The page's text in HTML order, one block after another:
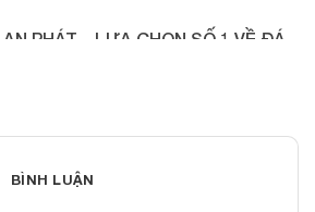
PHÁT – LỰA CHỌN SỐ 1 VỀ ĐÁ
Huy Bích, Hoàng Mai, Hà Nội
BÌNH LUẬN